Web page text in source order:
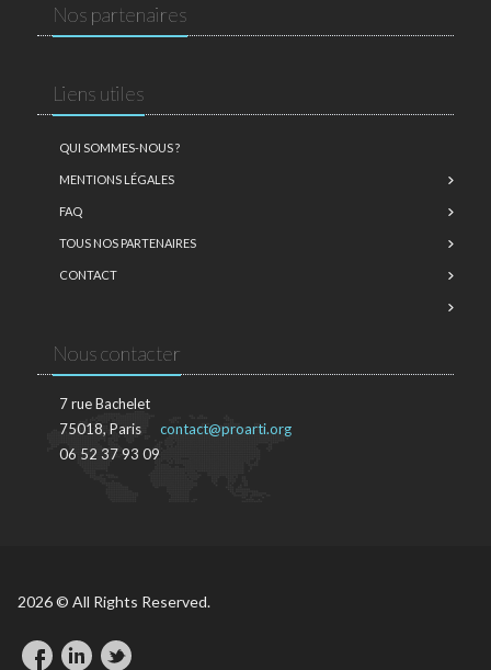
Nos partenaires
Liens utiles
QUI SOMMES-NOUS ?
MENTIONS LÉGALES
FAQ
TOUS NOS PARTENAIRES
CONTACT
Nous contacter
7 rue Bachelet
75018, Paris
06 52 37 93 09
contact@proarti.org
2026 © All Rights Reserved.